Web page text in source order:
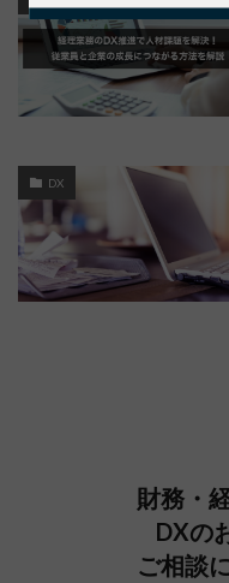
DX
財務・
DXの
ご相談